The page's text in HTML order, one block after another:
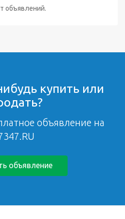
объявлений.
купить или
объявление на
объявление